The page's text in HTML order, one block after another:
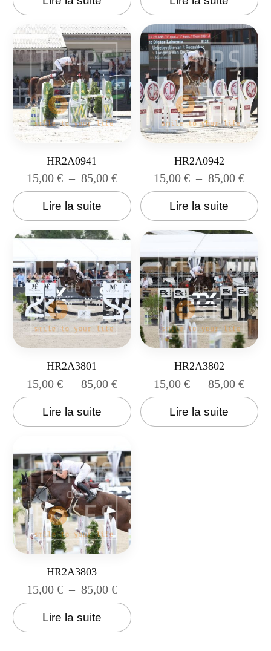
HR2A0941
15,00 € – 85,00 €
Lire la suite
HR2A0942
15,00€ – 85,00€
Lire la suite
HR2A3801
15,00 € – 85,00 €
Lire la suite
HR2A3802
15,00€ – 85,00€
Lire la suite
HR2A3803
15,00 € – 85,00 €
Lire la suite